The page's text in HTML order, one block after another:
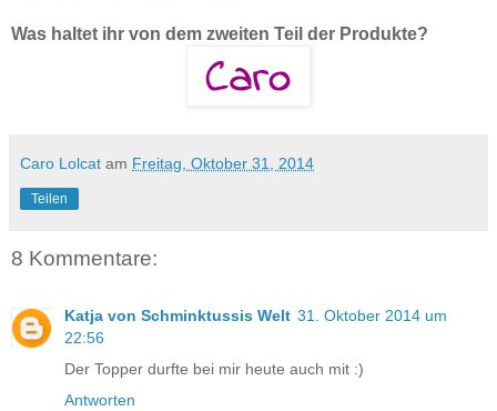
Was haltet ihr von dem zweiten Teil der Produkte?
Caro Lolcat am Freitag, Oktober 31, 2014
Teilen
8 Kommentare:
Katja von Schminktussis Welt 31. Oktober 2014 um
22:56
Der Topper durfte bei mir heute auch mit :)
Antworten